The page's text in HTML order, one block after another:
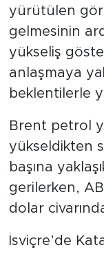
yürütülen
gelmesinin
yükseliş
anlaşmaya
beklentilerle
Brent petrol
yükseldikten
başına
gerilerken,
dolar
İsviçre’de